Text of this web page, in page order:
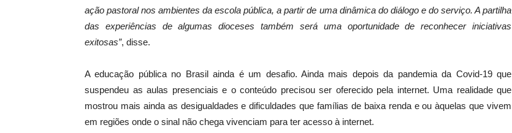
ação pastoral nos ambientes da escola pública, a partir de uma dinâmica do diálogo e do serviço. A partilha
das experiências de algumas dioceses também será uma oportunidade de reconhecer iniciativas
exitosas”, disse.
A educação pública no Brasil ainda é um desafio. Ainda mais depois da pandemia da Covid-19 que
suspendeu as aulas presenciais e o conteúdo precisou ser oferecido pela internet. Uma realidade que
mostrou mais ainda as desigualdades e dificuldades que famílias de baixa renda e ou àquelas que vivem
em regiões onde o sinal não chega vivenciam para ter acesso à internet.